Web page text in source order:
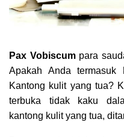
Pax Vobiscumpara
Apakah Anda
Kantong kulit yang tua?
terbuka tidak kaku
kantong kulit yang tua,